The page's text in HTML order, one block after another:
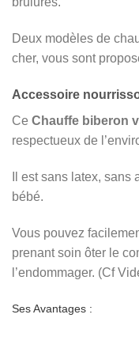
Deux modèles de
cher, vous sont
Accessoire
Ce Chauffe biberon
respectueux de
Il est sans latex,
bébé.
Vous pouvez
prenant soin ôter le
l’endommager. (Cf
Ses Avantages :